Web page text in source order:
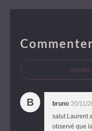
Ajouter
B bruno 20/11/
salut Laurent
observé que